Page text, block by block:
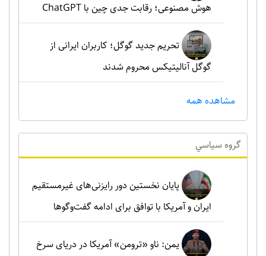
هوش مصنوعی؛ رقابت جدی چین با ChatGPT
تحریم جدید گوگل؛ کاربران ایرانی از
گوگل آنالیتیکس محروم شدند
مشاهده همه
گروه سياسي
پایان نخستین دور رایزنی‌های غیرمستقیم
ایران و آمریکا با توافق برای ادامه گفت‌وگوها
یمن: ناو «ترومن» آمریکا در دریای سرخ